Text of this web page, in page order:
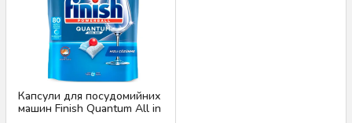
Капсули для посудомийних
машин Finish Quantum All in